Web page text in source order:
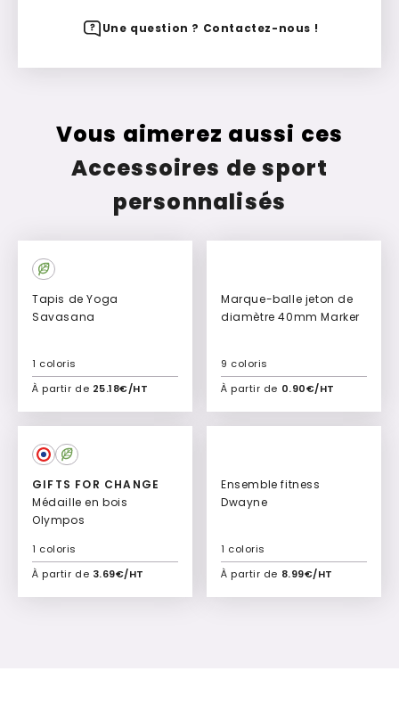
Une question ? Contactez-nous !
Vous aimerez aussi ces
Accessoires de sport
personnalisés
Tapis de Yoga
Savasana
À partir de 25.18€/HT
1 coloris
Ajouter à mon devis
Marque-balle jeton de
diamètre 40mm Marker
À partir de 0.90€/HT
9 coloris
Ajouter à mon devis
Culte
GIFTS FOR CHANGE
Médaille en bois
Olympos
À partir de 3.69€/HT
1 coloris
Ajouter à mon devis
Ensemble fitness
Dwayne
À partir de 8.99€/HT
1 coloris
Ajouter à mon devis